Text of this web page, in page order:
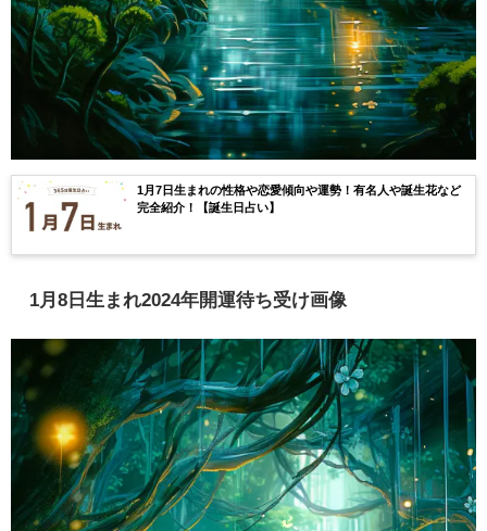
1月7日生まれの性格や恋愛傾向や運勢！有名人や誕生花など
完全紹介！【誕生日占い】
1月8日生まれ2024年開運待ち受け画像